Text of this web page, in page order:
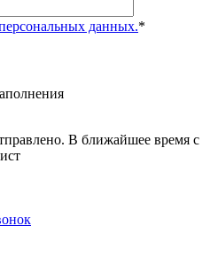
данных.*
В ближайшее время с